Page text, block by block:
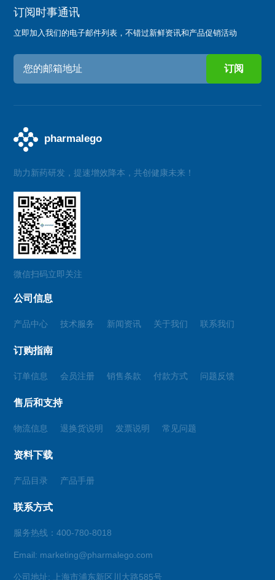
订阅时事通讯
立即加入我们的电子邮件列表，不错过新鲜资讯和产品促销活动
助力新药研发，提速增效降本，共创健康未来！
微信扫码立即关注
公司信息
产品中心 技术服务 新闻资讯 关于我们 联系我们
订购指南
订单信息 会员注册 销售条款 付款方式 问题反馈
售后和支持
物流信息 退换货说明 发票说明 常见问题
资料下载
产品目录 产品手册
联系方式
服务热线：400-780-8018
Email: marketing@pharmalego.com
公司地址: 上海市浦东新区川大路585号